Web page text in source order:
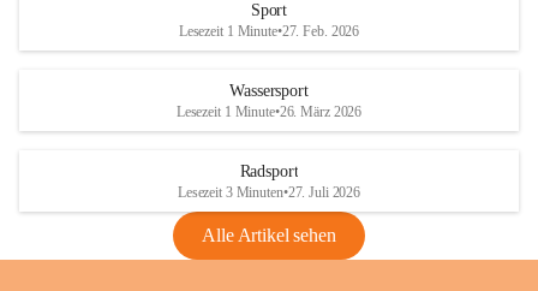
Rebe und der Amerikanischen
Anhang VBl. EU Nr. 18
1 Seite•1,4 MB
VBl. EU Nr. 18_2026
Sport
Lesezeit 1 Minute•27. Feb. 2026
Wassersport
Lesezeit 1 Minute•26. März 2026
Radsport
Lesezeit 3 Minuten•27. Juli 2026
Alle Artikel sehen